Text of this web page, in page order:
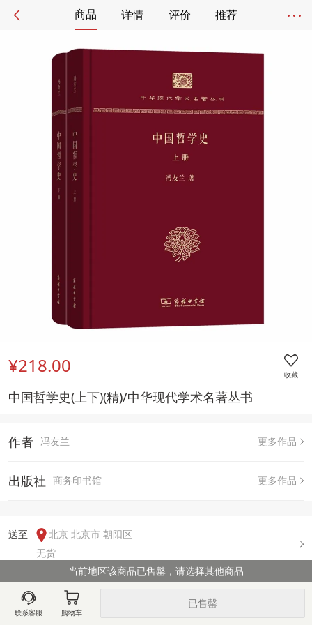
商品 详情 评价 推荐
¥218.00 收藏
中国哲学史(上下)(精)/中华现代学术名著丛书
作者 冯友兰 更多作品
出版社 商务印书馆 更多作品
送至
北京 北京市 朝阳区
无货
用户评论(
当前地区该商品已售罄，请选择其他商品
联系客服 购物车
已售罄